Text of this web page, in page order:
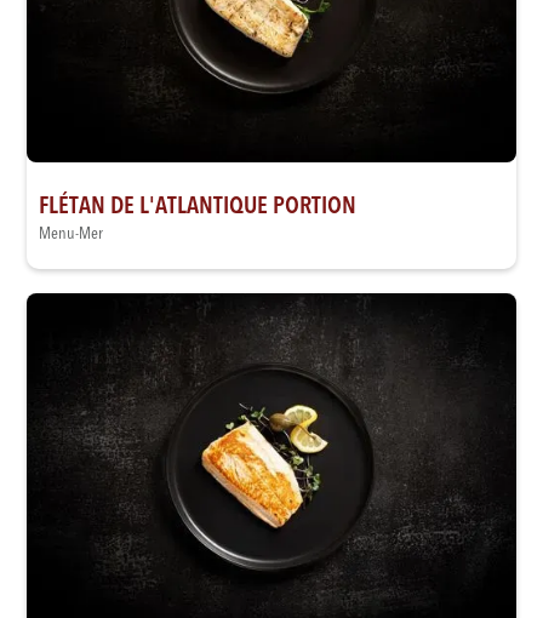
FLÉTAN DE L'ATLANTIQUE PORTION
Menu-Mer